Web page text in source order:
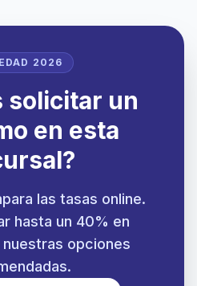
2026
solicitar un
en esta
las tasas online.
hasta un 40% en
opciones